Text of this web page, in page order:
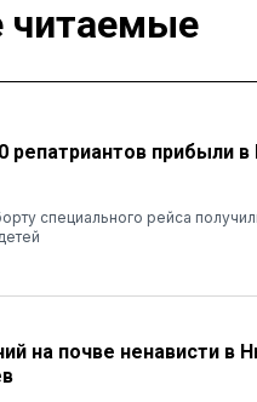
репатриантов прибыли в
специального рейса
на почве ненависти в